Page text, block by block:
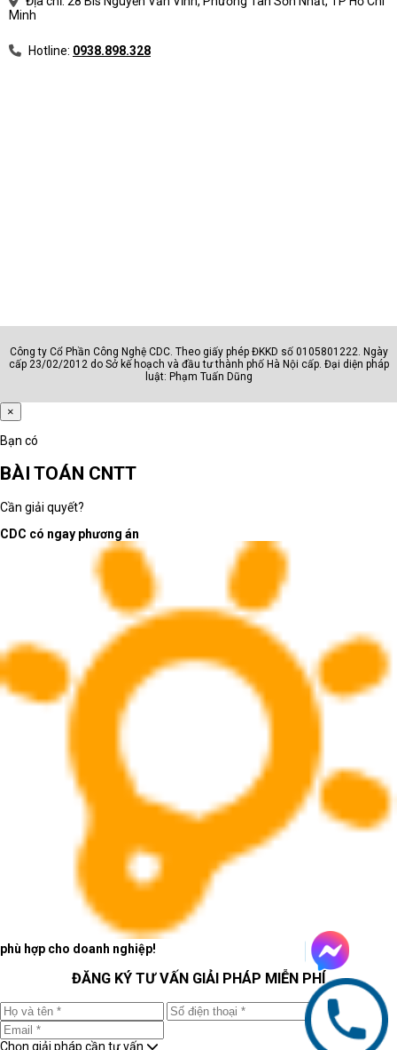
Minh
Hotline: 0938.898.328
Công ty Cổ Phần Công Nghệ CDC. Theo giấy phép ĐKKD số 0105801222. Ngày
cấp 23/02/2012 do Sở kế hoạch và đầu tư thành phố Hà Nội cấp. Đại diện pháp
luật: Phạm Tuấn Dũng
×
Bạn có
BÀI TOÁN CNTT
Cần giải quyết?
CDC có ngay phương án
phù hợp cho doanh nghiệp!
ĐĂNG KÝ TƯ VẤN GIẢI PHÁP MIỄN PHÍ
Chọn giải pháp cần tư vấn